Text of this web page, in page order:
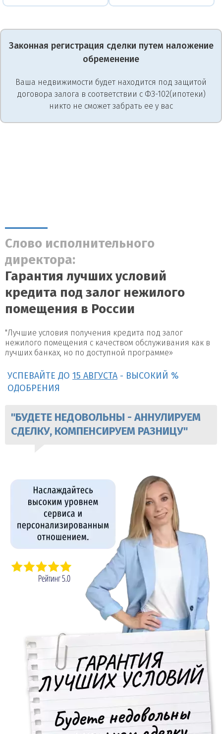
Законная регистрация сделки путем наложение
обременение
Ваша недвижимости будет находится под защитой
договора залога в соответствии с ФЗ-102(ипотеки)
никто не сможет забрать ее у вас
Слово исполнительного
директора:
Гарантия лучших условий
кредита под залог нежилого
помещения в России
"Лучшие условия получения кредита под залог
нежилого помещения с качеством обслуживания как в
лучших банках, но по доступной программе»
УСПЕВАЙТЕ ДО 15 АВГУСТА - ВЫСОКИЙ %
ОДОБРЕНИЯ
"БУДЕТЕ НЕДОВОЛЬНЫ - АННУЛИРУЕМ
СДЕЛКУ, КОМПЕНСИРУЕМ РАЗНИЦУ"